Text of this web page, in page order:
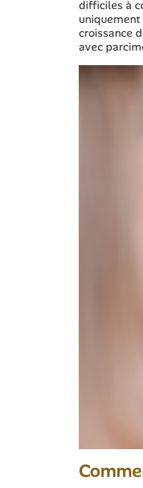
difficiles à
croissance
avec